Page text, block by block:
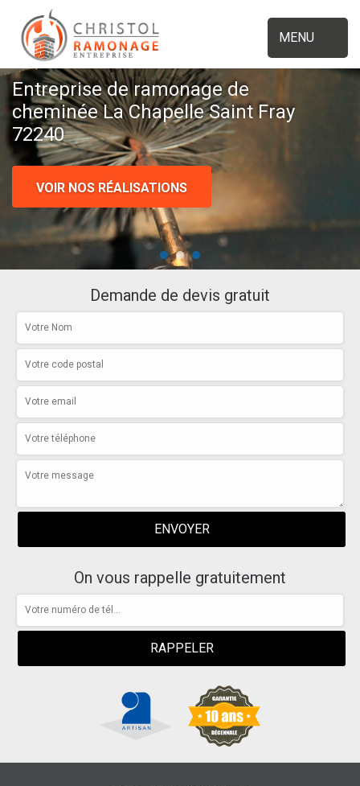
MENU
Entreprise de ramonage de
cheminée La Chapelle Saint Fray
72240
VOIR NOS RÉALISATIONS
Demande de devis gratuit
On vous rappelle gratuitement